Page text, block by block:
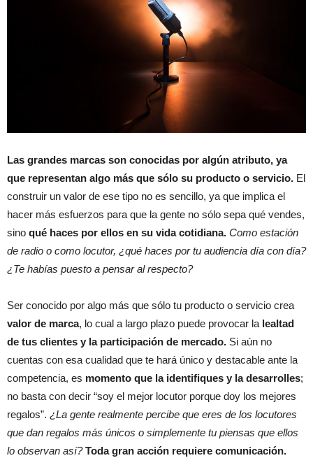
Las grandes marcas son conocidas por algún atributo, ya
que representan algo más que sólo su producto o servicio. El
construir un valor de ese tipo no es sencillo, ya que implica el
hacer más esfuerzos para que la gente no sólo sepa qué vendes,
sino qué haces por ellos en su vida cotidiana. Como estación
de radio o como locutor, ¿qué haces por tu audiencia día con día?
¿Te habías puesto a pensar al respecto?
Ser conocido por algo más que sólo tu producto o servicio crea
valor de marca, lo cual a largo plazo puede provocar la lealtad
de tus clientes y la participación de mercado. Si aún no
cuentas con esa cualidad que te hará único y destacable ante la
competencia, es momento que la identifiques y la desarrolles;
no basta con decir “soy el mejor locutor porque doy los mejores
regalos”. ¿La gente realmente percibe que eres de los locutores
que dan regalos más únicos o simplemente tu piensas que ellos
lo observan así? Toda gran acción requiere comunicación.